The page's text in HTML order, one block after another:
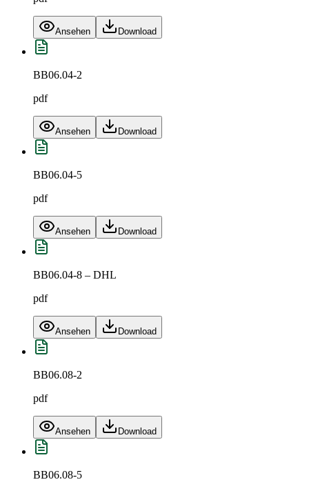
Ansehen Download
BB06.04-2
pdf
Ansehen Download
BB06.04-5
pdf
Ansehen Download
BB06.04-8 – DHL
pdf
Ansehen Download
BB06.08-2
pdf
Ansehen Download
BB06.08-5